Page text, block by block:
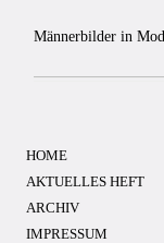
Männerbilder in
HOME
AKTUELLES HEFT
ARCHIV
IMPRESSUM